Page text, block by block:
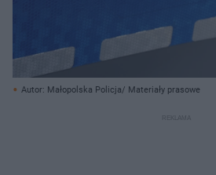
Autor: Małopolska Policja/ Materiały prasowe